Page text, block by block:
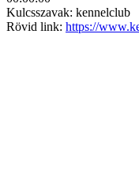
Kulcsszavak: kennelclub
Rövid link: https://